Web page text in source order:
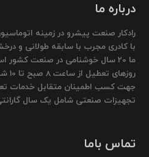
درباره ما
رادکار صنعت پیشرو در زمینه
با کادری مجرب با سابقه طولانی و
ما 20 سال خوشنامی در صنعت
جهت کسب اطمینان متقابل خدمات
تجهیزات صنعتی شامل یک سال
تماس باما